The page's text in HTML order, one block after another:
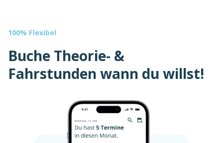
100% Flexibel
Buche Theorie- &
Fahrstunden wann du willst!